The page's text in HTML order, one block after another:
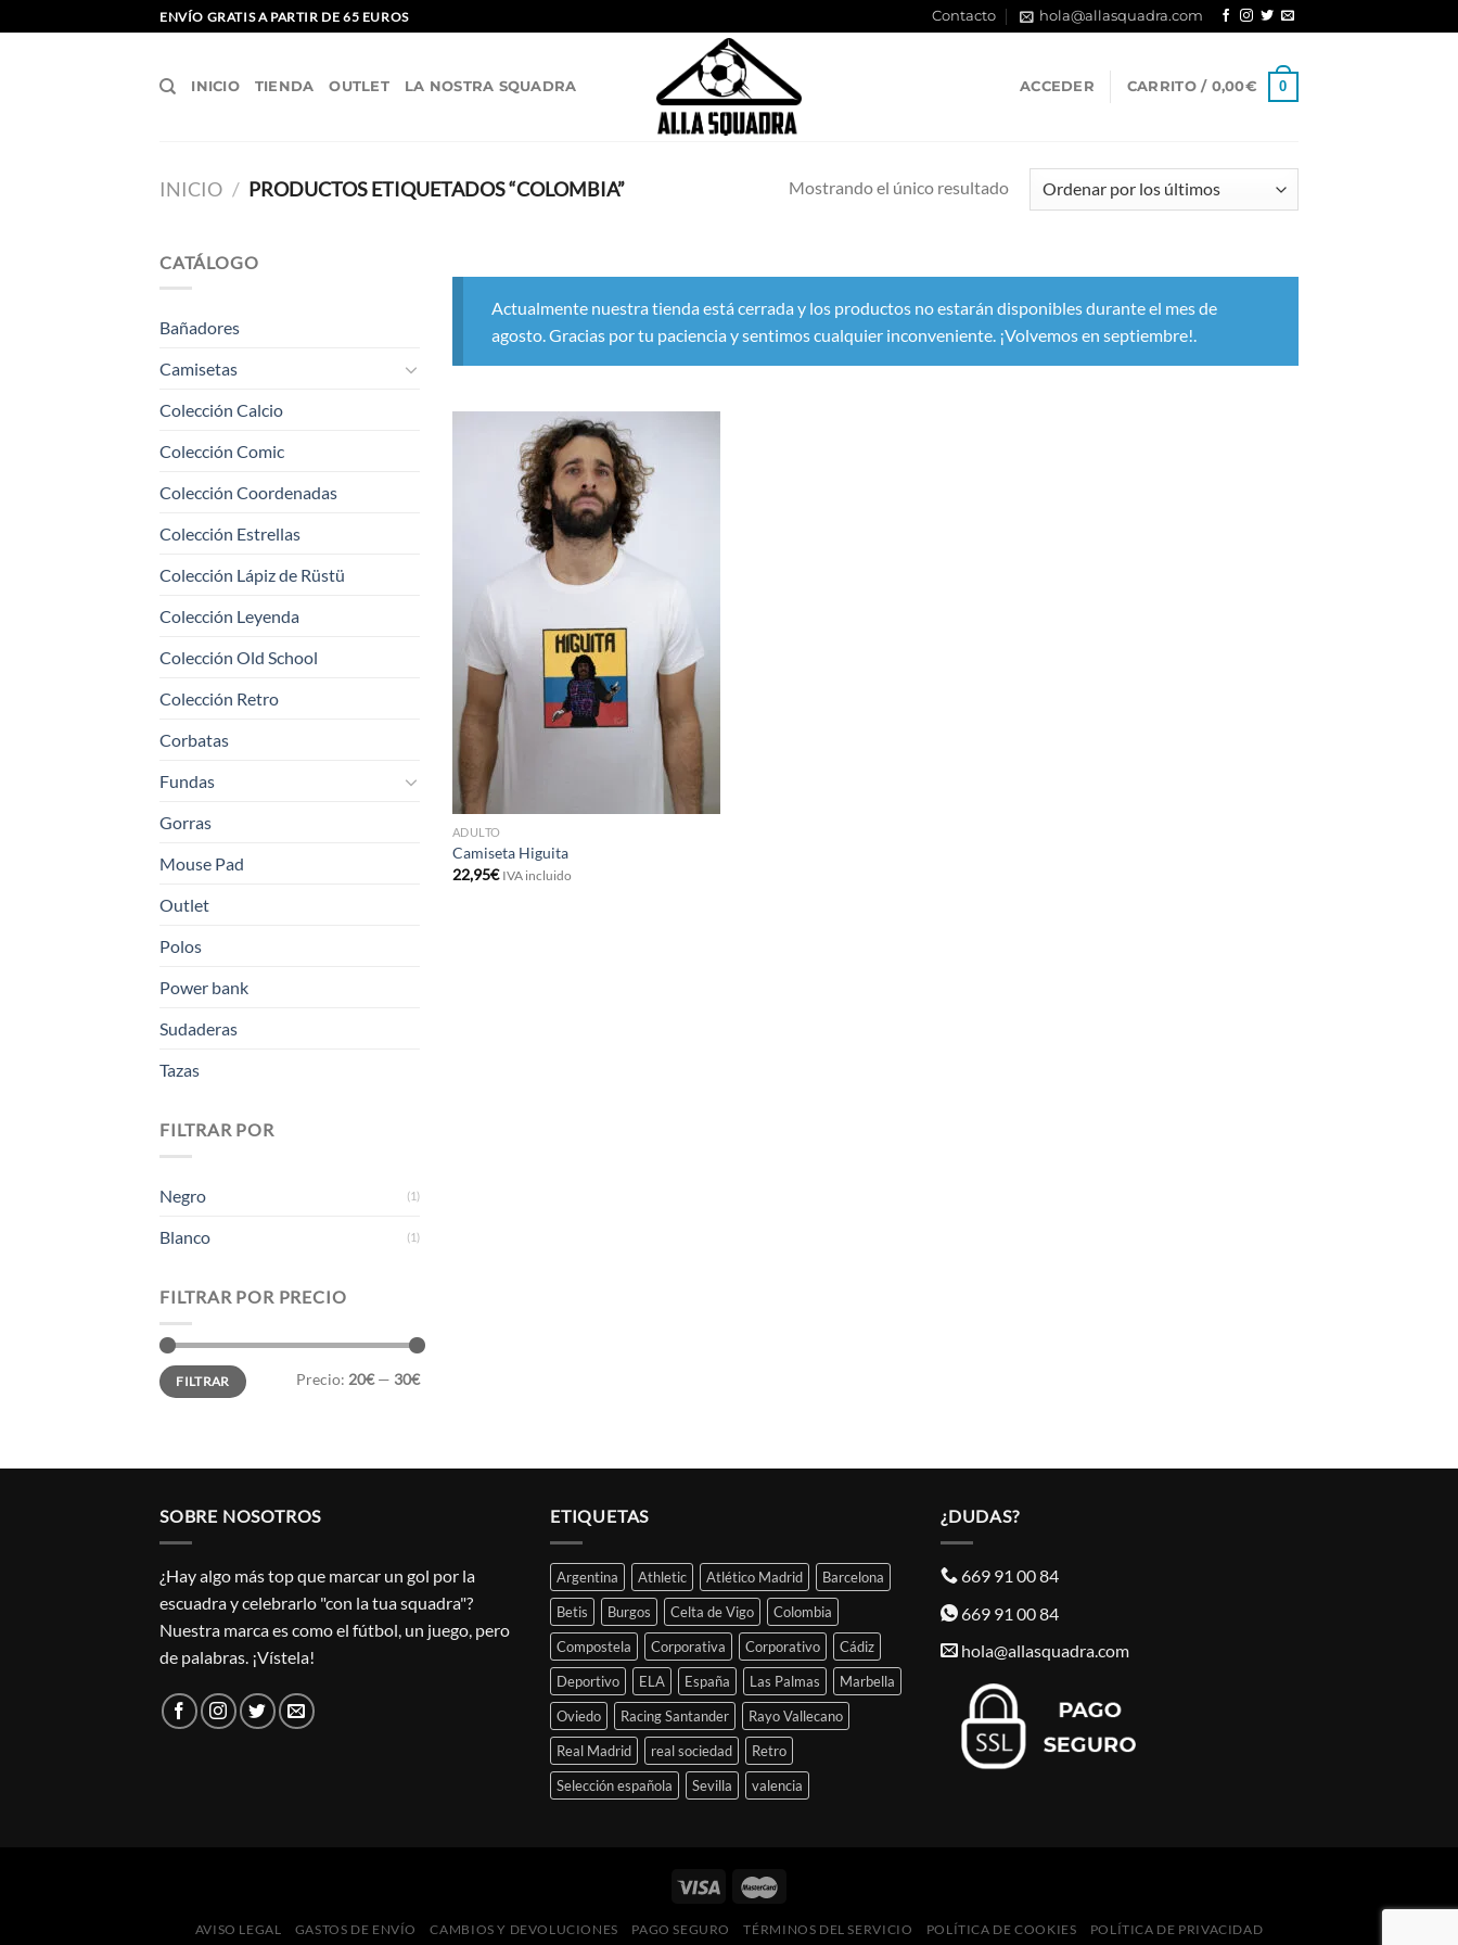
al
ENVÍO GRATIS A PARTIR DE 65 EUROS Contacto hola@allasquadra.com
INICIO TIENDA OUTLET LA NOSTRA SQUADRA ACCEDER CARRITO / 0,00€ 0
INICIO / PRODUCTOS ETIQUETADOS “COLOMBIA” Mostrando el único resultado
CATÁLOGO
Bañadores
Camisetas
Colección Calcio
Colección Comic
Colección Coordenadas
Colección Estrellas
Colección Lápiz de Rüstü
Colección Leyenda
Colección Old School
Colección Retro
Corbatas
Fundas
Gorras
Mouse Pad
Outlet
Polos
Power bank
Sudaderas
Tazas
FILTRAR POR
Negro (1)
Blanco (1)
FILTRAR POR PRECIO
Precio
mínimo
Precio
máximo
FILTRAR Precio: 20€— 30€
Actualmente nuestra tienda está cerrada y los productos no estarán disponibles durante el mes de
agosto. Gracias por tu paciencia y sentimos cualquier inconveniente. ¡Volvemos en septiembre!.
ADULTO
Camiseta Higuita
22,95€ IVA incluido
SOBRE NOSOTROS
¿Hay algo más top que marcar un gol por la
escuadra y celebrarlo "con la tua squadra"?
Nuestra marca es como el fútbol, un juego, pero
de palabras. ¡Vístela!
ETIQUETAS
Argentina Athletic Atlético Madrid
Barcelona
Betis
Burgos Celta de Vigo
Colombia
Compostela
Corporativa Corporativo
Cádiz
Deportivo
ELA España Las Palmas
Marbella
Oviedo
Racing Santander
Rayo Vallecano
Real Madrid
real sociedad
Retro
Selección española
Sevilla valencia
¿DUDAS?
669 91 00 84
669 91 00 84
hola@allasquadra.com
AVISO LEGAL GASTOS DE ENVÍO CAMBIOS Y DEVOLUCIONES PAGO SEGURO TÉRMINOS DEL SERVICIO POLÍTICA DE COOKIES POLÍTICA DE PRIVACIDAD